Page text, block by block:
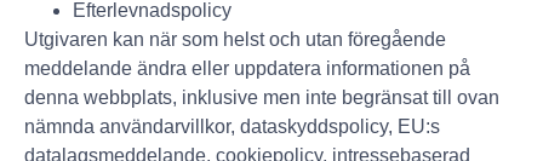
Efterlevnadspolicy
Utgivaren kan när som helst och utan föregående
meddelande ändra eller uppdatera informationen på
denna webbplats, inklusive men inte begränsat till ovan
nämnda användarvillkor, dataskyddspolicy, EU:s
datalagsmeddelande, cookiepolicy, intressebaserad